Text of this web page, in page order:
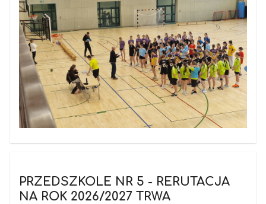
PRZEDSZKOLE NR 5 - RERUTACJA
NA ROK 2026/2027 TRWA